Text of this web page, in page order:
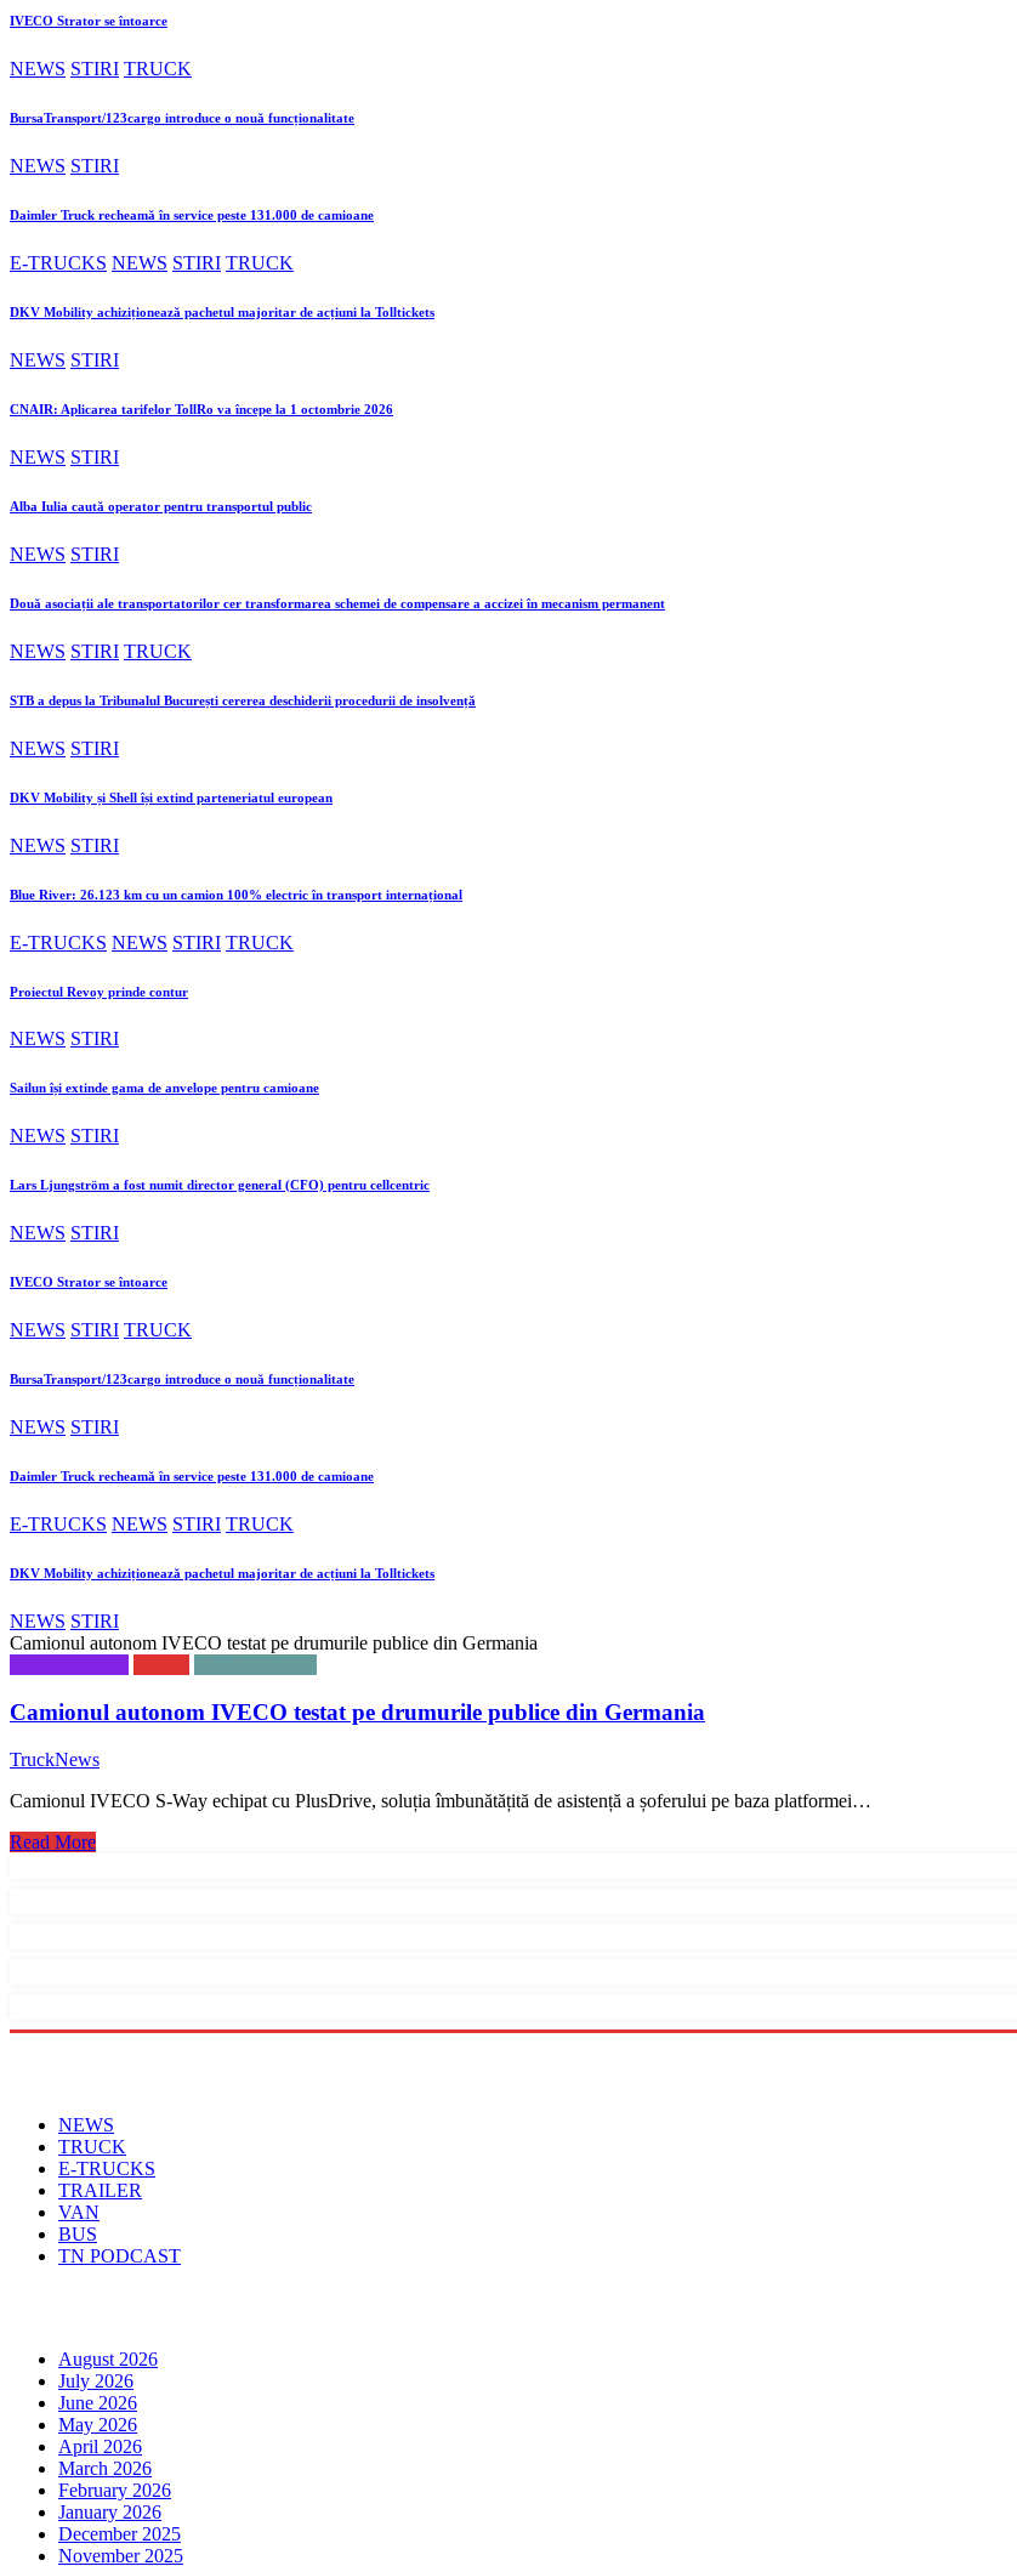
IVECO Strator se întoarce
NEWS STIRI TRUCK
BursaTransport/123cargo introduce o nouă funcționalitate
NEWS STIRI
Daimler Truck recheamă în service peste 131.000 de camioane
E-TRUCKS NEWS STIRI TRUCK
DKV Mobility achiziționează pachetul majoritar de acțiuni la Tolltickets
NEWS STIRI
CNAIR: Aplicarea tarifelor TollRo va începe la 1 octombrie 2026
NEWS STIRI
Alba Iulia caută operator pentru transportul public
NEWS STIRI
Două asociații ale transportatorilor cer transformarea schemei de compensare a accizei în mecanism permanent
NEWS STIRI TRUCK
STB a depus la Tribunalul București cererea deschiderii procedurii de insolvență
NEWS STIRI
DKV Mobility și Shell își extind parteneriatul european
NEWS STIRI
Blue River: 26.123 km cu un camion 100% electric în transport internațional
E-TRUCKS NEWS STIRI TRUCK
Proiectul Revoy prinde contur
NEWS STIRI
Sailun își extinde gama de anvelope pentru camioane
NEWS STIRI
Lars Ljungström a fost numit director general (CFO) pentru cellcentric
NEWS STIRI
IVECO Strator se întoarce
NEWS STIRI TRUCK
BursaTransport/123cargo introduce o nouă funcționalitate
NEWS STIRI
Daimler Truck recheamă în service peste 131.000 de camioane
E-TRUCKS NEWS STIRI TRUCK
DKV Mobility achiziționează pachetul majoritar de acțiuni la Tolltickets
NEWS STIRI
Camionul autonom IVECO testat pe drumurile publice din Germania
Camionul autonom IVECO testat pe drumurile publice din Germania
TruckNews
Camionul IVECO S-Way echipat cu PlusDrive, soluția îmbunătățită de asistență a șoferului pe baza platformei…
Read More
NEWS
TRUCK
E-TRUCKS
TRAILER
VAN
BUS
TN PODCAST
August 2026
July 2026
June 2026
May 2026
April 2026
March 2026
February 2026
January 2026
December 2025
November 2025